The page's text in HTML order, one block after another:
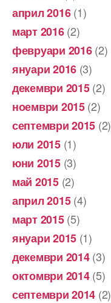
април 2016(1)
март 2016(2)
февруари 2016(2)
януари 2016 (3)
декември 2015(2)
ноември 2015(2)
септември 2015 (2)
юли 2015(1)
юни 2015(3)
май 2015(2)
април 2015(4)
март 2015(5)
януари 2015 (1)
декември 2014(3)
октомври 2014(5)
септември 2014 (2)